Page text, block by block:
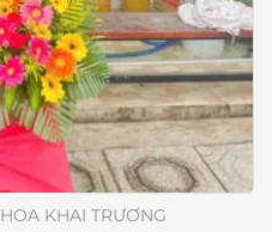
HOA KHAI TRƯƠNG